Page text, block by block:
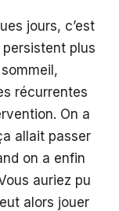
jours, c’est
plus
récurrentes
On a
allait passer
on a enfin
auriez pu
alors jouer